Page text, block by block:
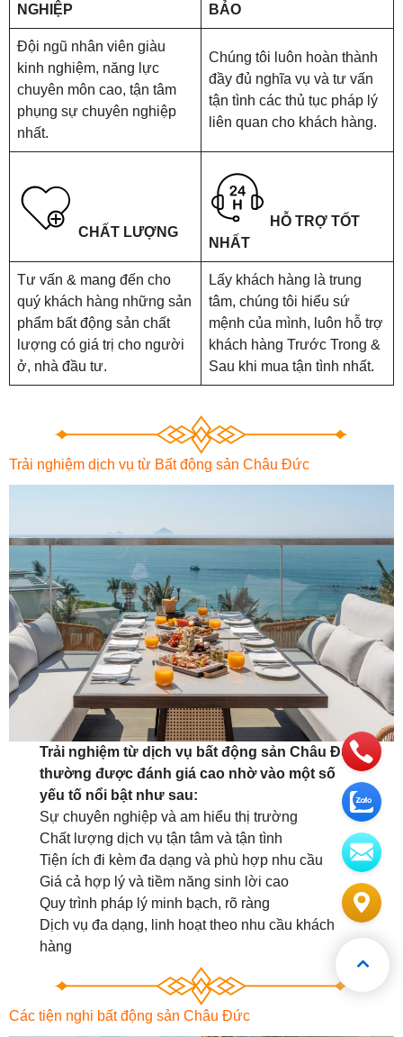
NGHIỆP
BẢO
Đội ngũ nhân viên giàu
kinh nghiệm, năng lực
chuyên môn cao, tận tâm
phụng sự chuyên nghiệp
nhất.
Chúng tôi luôn hoàn thành
đầy đủ nghĩa vụ và tư vấn
tận tình các thủ tục pháp lý
liên quan cho khách hàng.
CHẤT LƯỢNG
HỖ TRỢ TỐT
NHẤT
Tư vấn & mang đến cho
quý khách hàng những sản
phẩm bất động sản chất
lượng có giá trị cho người
ở, nhà đầu tư.
Lấy khách hàng là trung
tâm, chúng tôi hiểu sứ
mệnh của mình, luôn hỗ trợ
khách hàng Trước Trong &
Sau khi mua tận tình nhất.
Trải nghiệm dịch vụ từ Bất động sản Châu Đức
Trải nghiệm từ dịch vụ bất động sản Châu Đức
thường được đánh giá cao nhờ vào một số
yếu tố nổi bật như sau:
Sự chuyên nghiệp và am hiểu thị trường
Chất lượng dịch vụ tận tâm và tận tình
Tiện ích đi kèm đa dạng và phù hợp nhu cầu
Giá cả hợp lý và tiềm năng sinh lời cao
Quy trình pháp lý minh bạch, rõ ràng
Dịch vụ đa dạng, linh hoạt theo nhu cầu khách
hàng
Các tiện nghi bất động sản Châu Đức